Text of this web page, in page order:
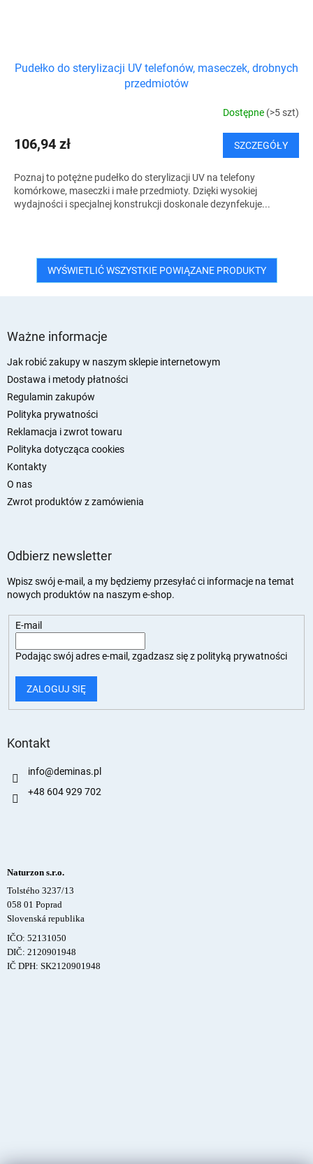
Pudełko do sterylizacji UV telefonów, maseczek, drobnych
przedmiotów
Dostępne (>5 szt)
106,94 zł SZCZEGÓŁY
Poznaj to potężne pudełko do sterylizacji UV na telefony
komórkowe, maseczki i małe przedmioty. Dzięki wysokiej
wydajności i specjalnej konstrukcji doskonale dezynfekuje...
WYŚWIETLIĆ WSZYSTKIE POWIĄZANE PRODUKTY
Ważne informacje
Jak robić zakupy w naszym sklepie internetowym
Dostawa i metody płatności
Regulamin zakupów
Polityka prywatności
Reklamacja i zwrot towaru
Polityka dotycząca cookies
Kontakty
O nas
Zwrot produktów z zamówienia
Odbierz newsletter
Wpisz swój e-mail, a my będziemy przesyłać ci informacje na temat
nowych produktów na naszym e-shop.
E-mail
Podając swój adres e-mail, zgadzasz się z polityką prywatności
ZALOGUJ SIĘ
Kontakt
info@deminas.pl
+48 604 929 702
Naturzon s.r.o.
Tolstého 3237/13
058 01 Poprad
Slovenská republika
IČO: 52131050
DIČ: 2120901948
IČ DPH: SK2120901948